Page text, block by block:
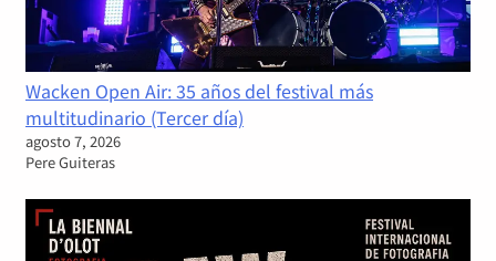
Wacken Open Air: 35 años del festival más
multitudinario (Tercer día)
agosto 7, 2026
Pere Guiteras